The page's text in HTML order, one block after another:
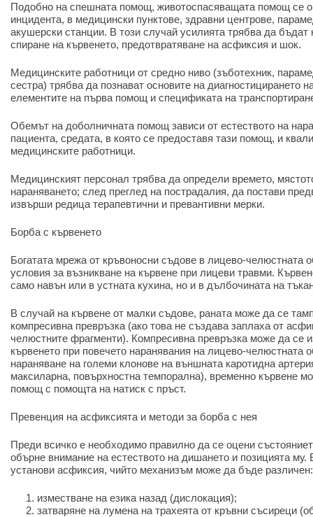
Подобно на спешната помощ, животоспасяващата помощ се
инцидента, в медицински пунктове, здравни центрове,
акушерски станции. В този случай усилията трябва да
спиране на кървенето, предотвратяване на асфиксия и шок.
Медицинските работници от средно ниво (зъботехник,
сестра) трябва да познават основите на диагностицирането
елементите на първа помощ и спецификата на
Обемът на доболничната помощ зависи от естеството на
пациента, средата, в която се предоставя тази помощ, и
медицинските работници.
Медицинският персонал трябва да определи времето,
нараняването; след преглед на пострадалия, да постави
извърши редица терапевтични и превантивни мерки.
Борба с кървенето
Богатата мрежа от кръвоносни съдове в лицево-челюстната
условия за възникване на кървене при лицеви травми.
само навън или в устната кухина, но и в дълбочината на
В случай на кървене от малки съдове, раната може да се
компресивна превръзка (ако това не създава заплаха от
челюстните фрагменти). Компресивна превръзка може да се
кървенето при повечето наранявания на лицево-челюстната
нараняване на големи клонове на външната каротидна
максиларна, повърхностна темпорална), временно кървене
помощ с помощта на натиск с пръст.
Превенция на асфиксията и методи за борба с нея
Преди всичко е необходимо правилно да се оцени
обърне внимание на естеството на дишането и позицията
установи асфиксия, чийто механизъм може да бъде различен:
изместване на езика назад (дислокация);
затваряне на лумена на трахеята от кръвни съсиреци